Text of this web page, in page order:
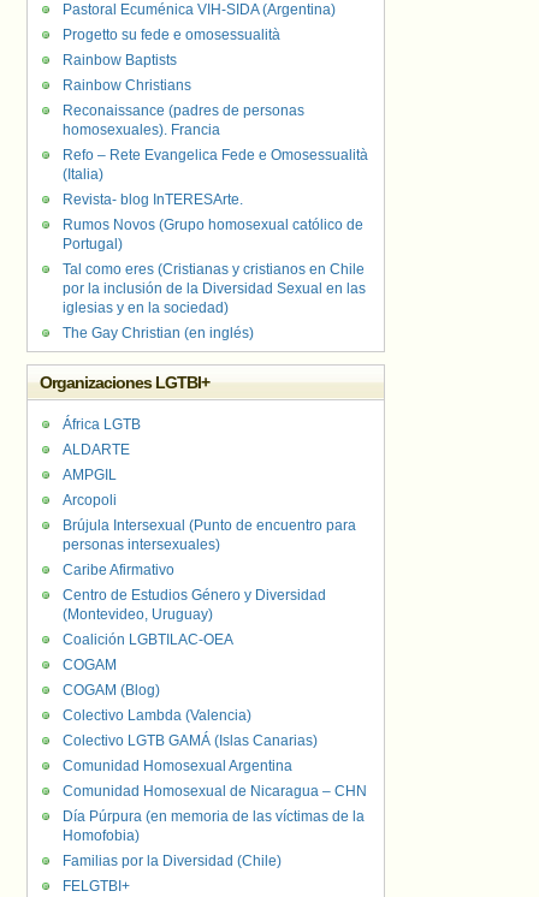
Pastoral Ecuménica VIH-SIDA (Argentina)
Progetto su fede e omosessualità
Rainbow Baptists
Rainbow Christians
Reconaissance (padres de personas
homosexuales). Francia
Refo – Rete Evangelica Fede e Omosessualità
(Italia)
Revista- blog InTERESArte.
Rumos Novos (Grupo homosexual católico de
Portugal)
Tal como eres (Cristianas y cristianos en Chile
por la inclusión de la Diversidad Sexual en las
iglesias y en la sociedad)
The Gay Christian (en inglés)
Organizaciones LGTBI+
África LGTB
ALDARTE
AMPGIL
Arcopoli
Brújula Intersexual (Punto de encuentro para
personas intersexuales)
Caribe Afirmativo
Centro de Estudios Género y Diversidad
(Montevideo, Uruguay)
Coalición LGBTILAC-OEA
COGAM
COGAM (Blog)
Colectivo Lambda (Valencia)
Colectivo LGTB GAMÁ (Islas Canarias)
Comunidad Homosexual Argentina
Comunidad Homosexual de Nicaragua – CHN
Día Púrpura (en memoria de las víctimas de la
Homofobia)
Familias por la Diversidad (Chile)
FELGTBI+